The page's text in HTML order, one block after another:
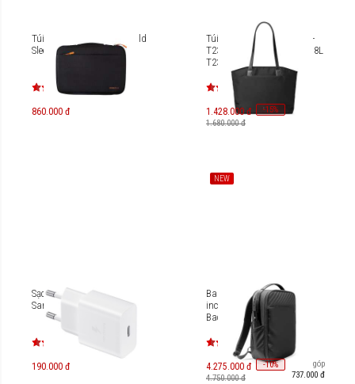
Túi laptop MicroPack Shield
Sleeve 13-14 inch MSL-01
860.000 đ
Túi xách Tomtoc Versatile-
T23 Tote Laptop 16 inch/18L
T23-2025
1.428.000 đ -15%
1.680.000 đ
Sạc nhanh USB-C 15W
Samsung EP-T1510
190.000 đ
NEW
Balo cao cấp Laptop 15.6-
inch Tomtoc Voyage-T50
Backpack T50M1
4.275.000 đ -10%
4.750.000 đ
Trả góp
737.000 đ